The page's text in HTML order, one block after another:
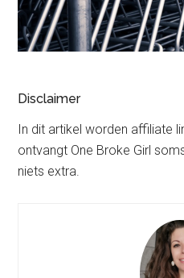
Disclaimer
In dit artikel worden affiliate
ontvangt One Broke Girl
niets extra.